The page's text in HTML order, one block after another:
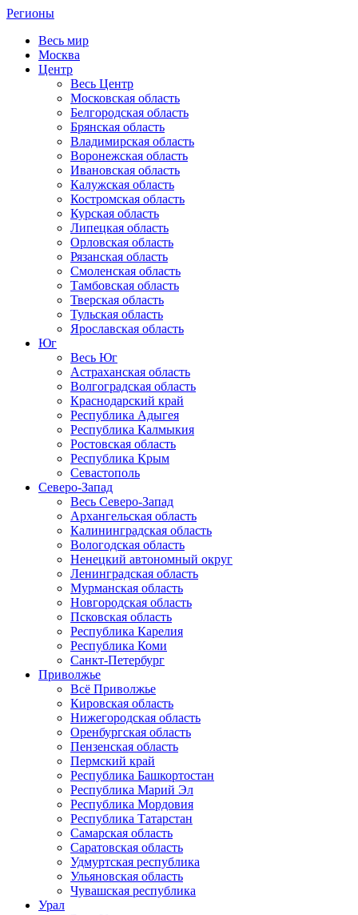
Регионы
Весь мир
Москва
Центр
Весь Центр
Московская область
Белгородская область
Брянская область
Владимирская область
Воронежская область
Ивановская область
Калужская область
Костромская область
Курская область
Липецкая область
Орловская область
Рязанская область
Смоленская область
Тамбовская область
Тверская область
Тульская область
Ярославская область
Юг
Весь Юг
Астраханская область
Волгоградская область
Краснодарский край
Республика Адыгея
Республика Калмыкия
Ростовская область
Республика Крым
Севастополь
Северо-Запад
Весь Северо-Запад
Архангельская область
Калининградская область
Вологодская область
Ненецкий автономный округ
Ленинградская область
Мурманская область
Новгородская область
Псковская область
Республика Карелия
Республика Коми
Санкт-Петербург
Приволжье
Всё Приволжье
Кировская область
Нижегородская область
Оренбургская область
Пензенская область
Пермский край
Республика Башкортостан
Республика Марий Эл
Республика Мордовия
Республика Татарстан
Самарская область
Саратовская область
Удмуртская республика
Ульяновская область
Чувашская республика
Урал